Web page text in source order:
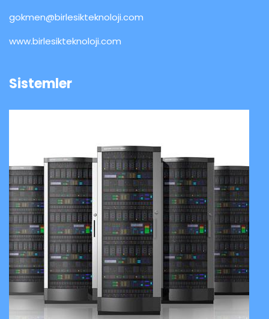
gokmen@birlesikteknoloji.com
www.birlesikteknoloji.com
Sistemler